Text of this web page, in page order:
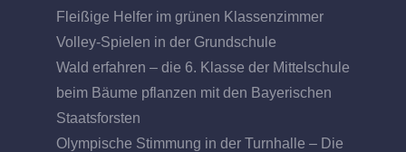
Fleißige Helfer im grünen Klassenzimmer
Volley-Spielen in der Grundschule
Wald erfahren – die 6. Klasse der Mittelschule
beim Bäume pflanzen mit den Bayerischen
Staatsforsten
Olympische Stimmung in der Turnhalle – Die